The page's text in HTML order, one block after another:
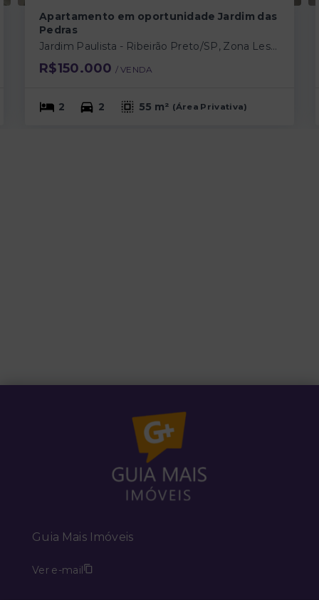
Apartamento em oportunidade Jardim das
Pedras
Jardim Paulista - Ribeirão Preto/SP, Zona Leste
R$150.000 / VENDA
2 2 55 m² (Área Privativa)
Guia Mais Imóveis
Ver e-mail